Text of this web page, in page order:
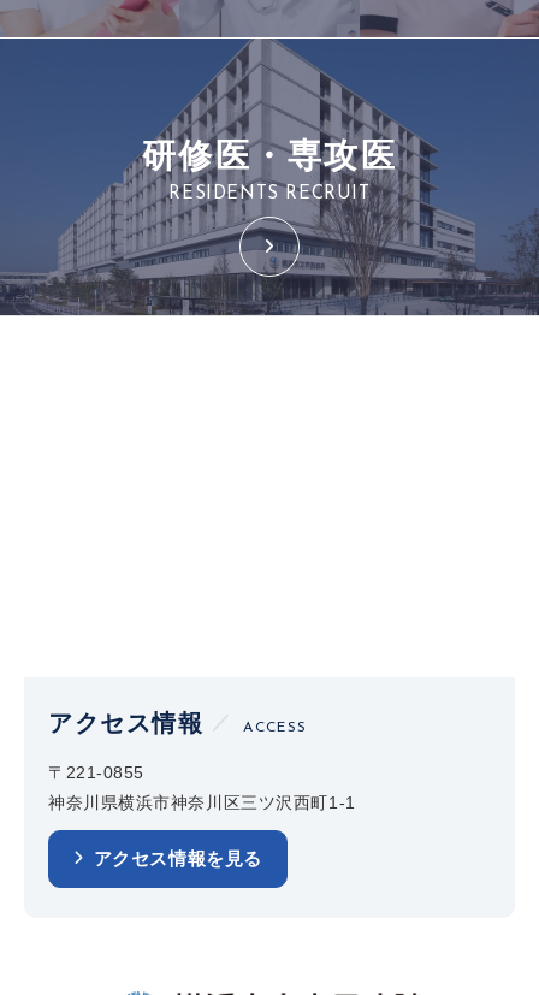
研修医・専攻医
RESIDENTS RECRUIT
アクセス情報 ACCESS
〒221-0855
神奈川県横浜市神奈川区三ツ沢西町1-1
アクセス情報を見る